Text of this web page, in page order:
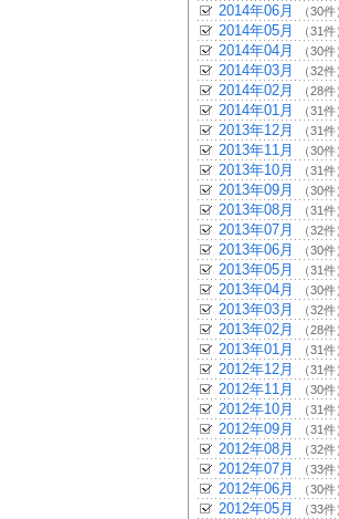
2014年06月 （30件
2014年05月 （31件
2014年04月 （30件
2014年03月 （32件
2014年02月 （28件
2014年01月 （31件
2013年12月 （31件
2013年11月 （30件
2013年10月 （31件
2013年09月 （30件
2013年08月 （31件
2013年07月 （32件
2013年06月 （30件
2013年05月 （31件
2013年04月 （30件
2013年03月 （32件
2013年02月 （28件
2013年01月 （31件
2012年12月 （31件
2012年11月 （30件
2012年10月 （31件
2012年09月 （31件
2012年08月 （32件
2012年07月 （33件
2012年06月 （30件
2012年05月 （33件